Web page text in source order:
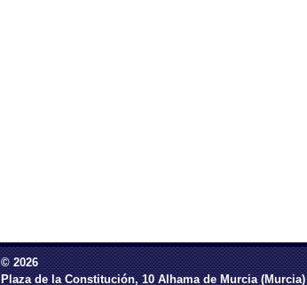
© 2026
Plaza de la Constitución, 10 Alhama de Murcia (Murcia)